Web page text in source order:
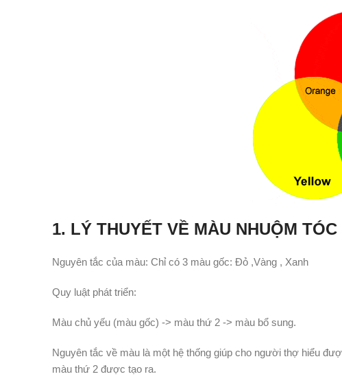
1. LÝ THUYẾT VỀ MÀU NHUỘM TÓC
Nguyên tắc của màu: Chỉ có 3 màu gốc: Đỏ ,Vàng , Xanh
Quy luật phát triển:
Màu chủ yếu (màu gốc) -> màu thứ 2 -> màu bổ sung.
Nguyên tắc về màu là một hệ thống giúp cho người thợ hiểu
màu thứ 2 được tạo ra.